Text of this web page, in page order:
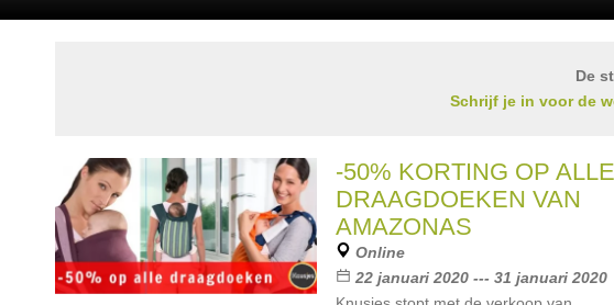
De
Schrijf je in voor de
-50% KORTING OP ALLE
DRAAGDOEKEN VAN
AMAZONAS
Online
22 januari 2020 --- 31 januari 2020